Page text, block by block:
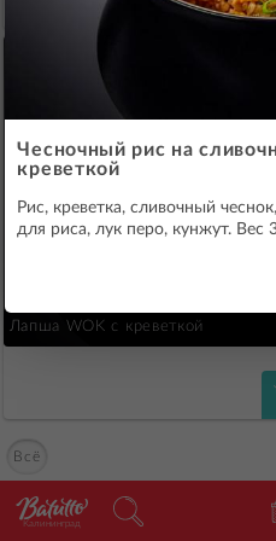
Всё
Лапша WOK с креветкой
Калининград
Чесночный рис на
креветкой
Рис, креветка, сливочный
для риса, лук перо, кунжут. Вес